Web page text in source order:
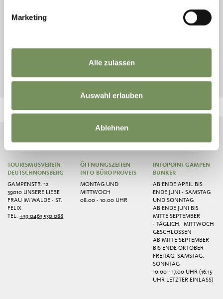
Marketing
Alle zulassen
Auswahl erlauben
Ablehnen
ANREISE
TOURISMUSVEREIN
DEUTSCHNONSBERG
GAMPENSTR. 12
39010 UNSERE LIEBE
FRAU IM WALDE - ST.
FELIX
TEL.+39 0463 530 088
ÖFFNUNGSZEITEN
INFO-BÜRO PROVEIS
MONTAG UND
MITTWOCH
08.00 - 10.00 UHR
INFOPOINT GAMPEN
BUNKER
AB ENDE APRIL BIS
ENDE JUNI - SAMSTAG
UND SONNTAG
AB ENDE JUNI BIS
MITTE SEPTEMBER
- TÄGLICH, MITTWOCH
GESCHLOSSEN
AB MITTE SEPTEMBER
BIS ENDE OKTOBER -
FREITAG, SAMSTAG,
SONNTAG
10.00 - 17.00 UHR (16.15
UHR LETZTER EINLASS)